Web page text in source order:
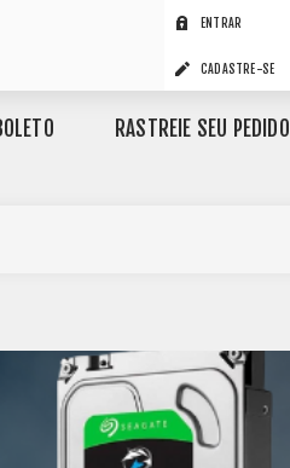
ENTRAR
CADASTRE-SE
RASTREIE SEU PEDIDO